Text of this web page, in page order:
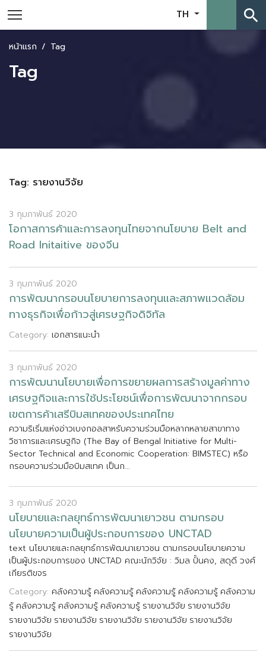
TH search
หน้าแรก Tag
Tag
Tag: รายงานวิจัย
3 กุมภาพันธ์ 2020
โอกาสการคาและการลงทนไทยจากนโยบาย Belt and
Road Initaitive ของจน
3 กุมภาพันธ์ 2020
การพฒนากรอบนโยบายการลงทนและสภาพแวดลอม
ทางธรกจเพอกาวสเศรษฐกจดจทล
Category: เอกสารแนะนำ
3 กุมภาพันธ์ 2020
การพฒนานโยบายเพอการขยายผลการสรางมลคาทาง
เศรษฐกจและการใชประโยชนเพอการพฒนาจากกรอบ
เขตการคาเสรบมสเทคของประเทศไทย
ความรเรมแหงอาวเบงกอลสาหรบความรวมมอหลากหลายสาขาทาง
วชาการและเศรษฐกจ (The Bay of Bengal Initiative for Multi-
Sector Technical and Economic Cooperation: BIMSTEC) หรอ
กรอบความรวมมอบมสเทค เปนก...
3 กุมภาพันธ์ 2020
นโยบายและกลยทธการพฒนาเยาวชน ตามกรอบ
นโยบายความเปนผประกอบการของ UNCTAD
text นโยบายและกลยทธการพฒนาเยาวชน ตามกรอบนโยบายความ
เปนผประกอบการของ UNCTAD คณะนกวจย : วมล ปนคง, สดด วงศ
เกยรตขจร
Category: คลังความรู้คลังความรู้คลังความรู้คลังความรู้คลังความ
รู้คลังความรู้คลังความรู้คลังความรู้ รายงานวิจัย รายงานวิจัย
รายงานวิจัย รายงานวิจัย รายงานวิจัย รายงานวิจัย รายงานวิจัย
รายงานวิจัย